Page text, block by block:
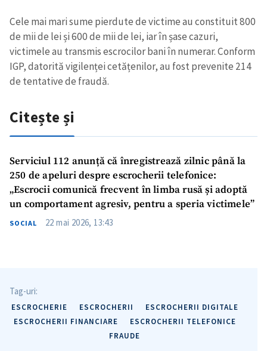
Cele mai mari sume pierdute de victime au constituit 800
de mii de lei și 600 de mii de lei, iar în șase cazuri,
victimele au transmis escrocilor bani în numerar. Conform
IGP, datorită vigilenței cetățenilor, au fost prevenite 214
de tentative de fraudă.
Citește și
Serviciul 112 anunță că înregistrează zilnic până la
250 de apeluri despre escrocherii telefonice:
„Escrocii comunică frecvent în limba rusă și adoptă
un comportament agresiv, pentru a speria victimele”
SOCIAL 22 mai 2026, 13:43
Tag-uri:
ESCROCHERIE ESCROCHERII
ESCROCHERII DIGITALE
ESCROCHERII FINANCIARE
ESCROCHERII TELEFONICE
FRAUDE